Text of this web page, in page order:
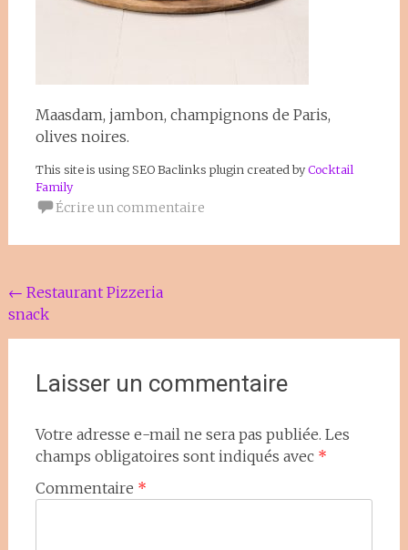
Maasdam, jambon, champignons de Paris,
olives noires.
This site is using SEO Baclinks plugin created byCocktail
Family
Écrire un commentaire
Navigation
de
← Restaurant Pizzeria
snack
Laisser un commentaire
Votre adresse e-mail ne sera pas publiée. Les
champs obligatoires sont indiqués avec *
Commentaire *